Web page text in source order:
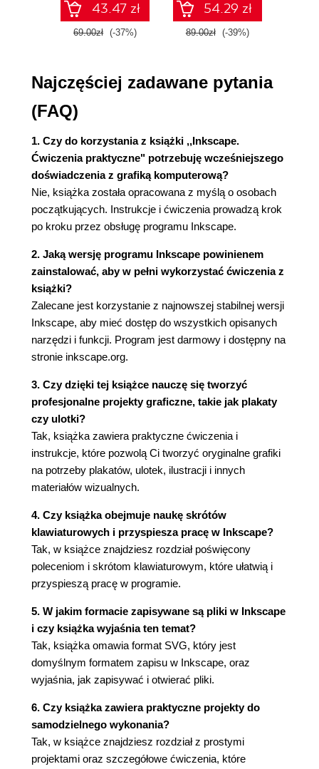
43.47 zł
69.00zł (-37%)
54.29 zł
89.00zł (-39%)
Najczęściej zadawane pytania
(FAQ)
1. Czy do korzystania z książki ,,Inkscape.
Ćwiczenia praktyczne" potrzebuję wcześniejszego
doświadczenia z grafiką komputerową?
Nie, książka została opracowana z myślą o osobach
początkujących. Instrukcje i ćwiczenia prowadzą krok
po kroku przez obsługę programu Inkscape.
2. Jaką wersję programu Inkscape powinienem
zainstalować, aby w pełni wykorzystać ćwiczenia z
książki?
Zalecane jest korzystanie z najnowszej stabilnej wersji
Inkscape, aby mieć dostęp do wszystkich opisanych
narzędzi i funkcji. Program jest darmowy i dostępny na
stronie inkscape.org.
3. Czy dzięki tej książce nauczę się tworzyć
profesjonalne projekty graficzne, takie jak plakaty
czy ulotki?
Tak, książka zawiera praktyczne ćwiczenia i
instrukcje, które pozwolą Ci tworzyć oryginalne grafiki
na potrzeby plakatów, ulotek, ilustracji i innych
materiałów wizualnych.
4. Czy książka obejmuje naukę skrótów
klawiaturowych i przyspiesza pracę w Inkscape?
Tak, w książce znajdziesz rozdział poświęcony
poleceniom i skrótom klawiaturowym, które ułatwią i
przyspieszą pracę w programie.
5. W jakim formacie zapisywane są pliki w Inkscape
i czy książka wyjaśnia ten temat?
Tak, książka omawia format SVG, który jest
domyślnym formatem zapisu w Inkscape, oraz
wyjaśnia, jak zapisywać i otwierać pliki.
6. Czy książka zawiera praktyczne projekty do
samodzielnego wykonania?
Tak, w książce znajdziesz rozdział z prostymi
projektami oraz szczegółowe ćwiczenia, które